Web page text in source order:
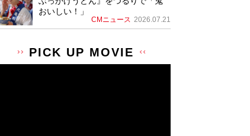
おいしい！」
CMニュース 2026.07.21
PICK UP MOVIE